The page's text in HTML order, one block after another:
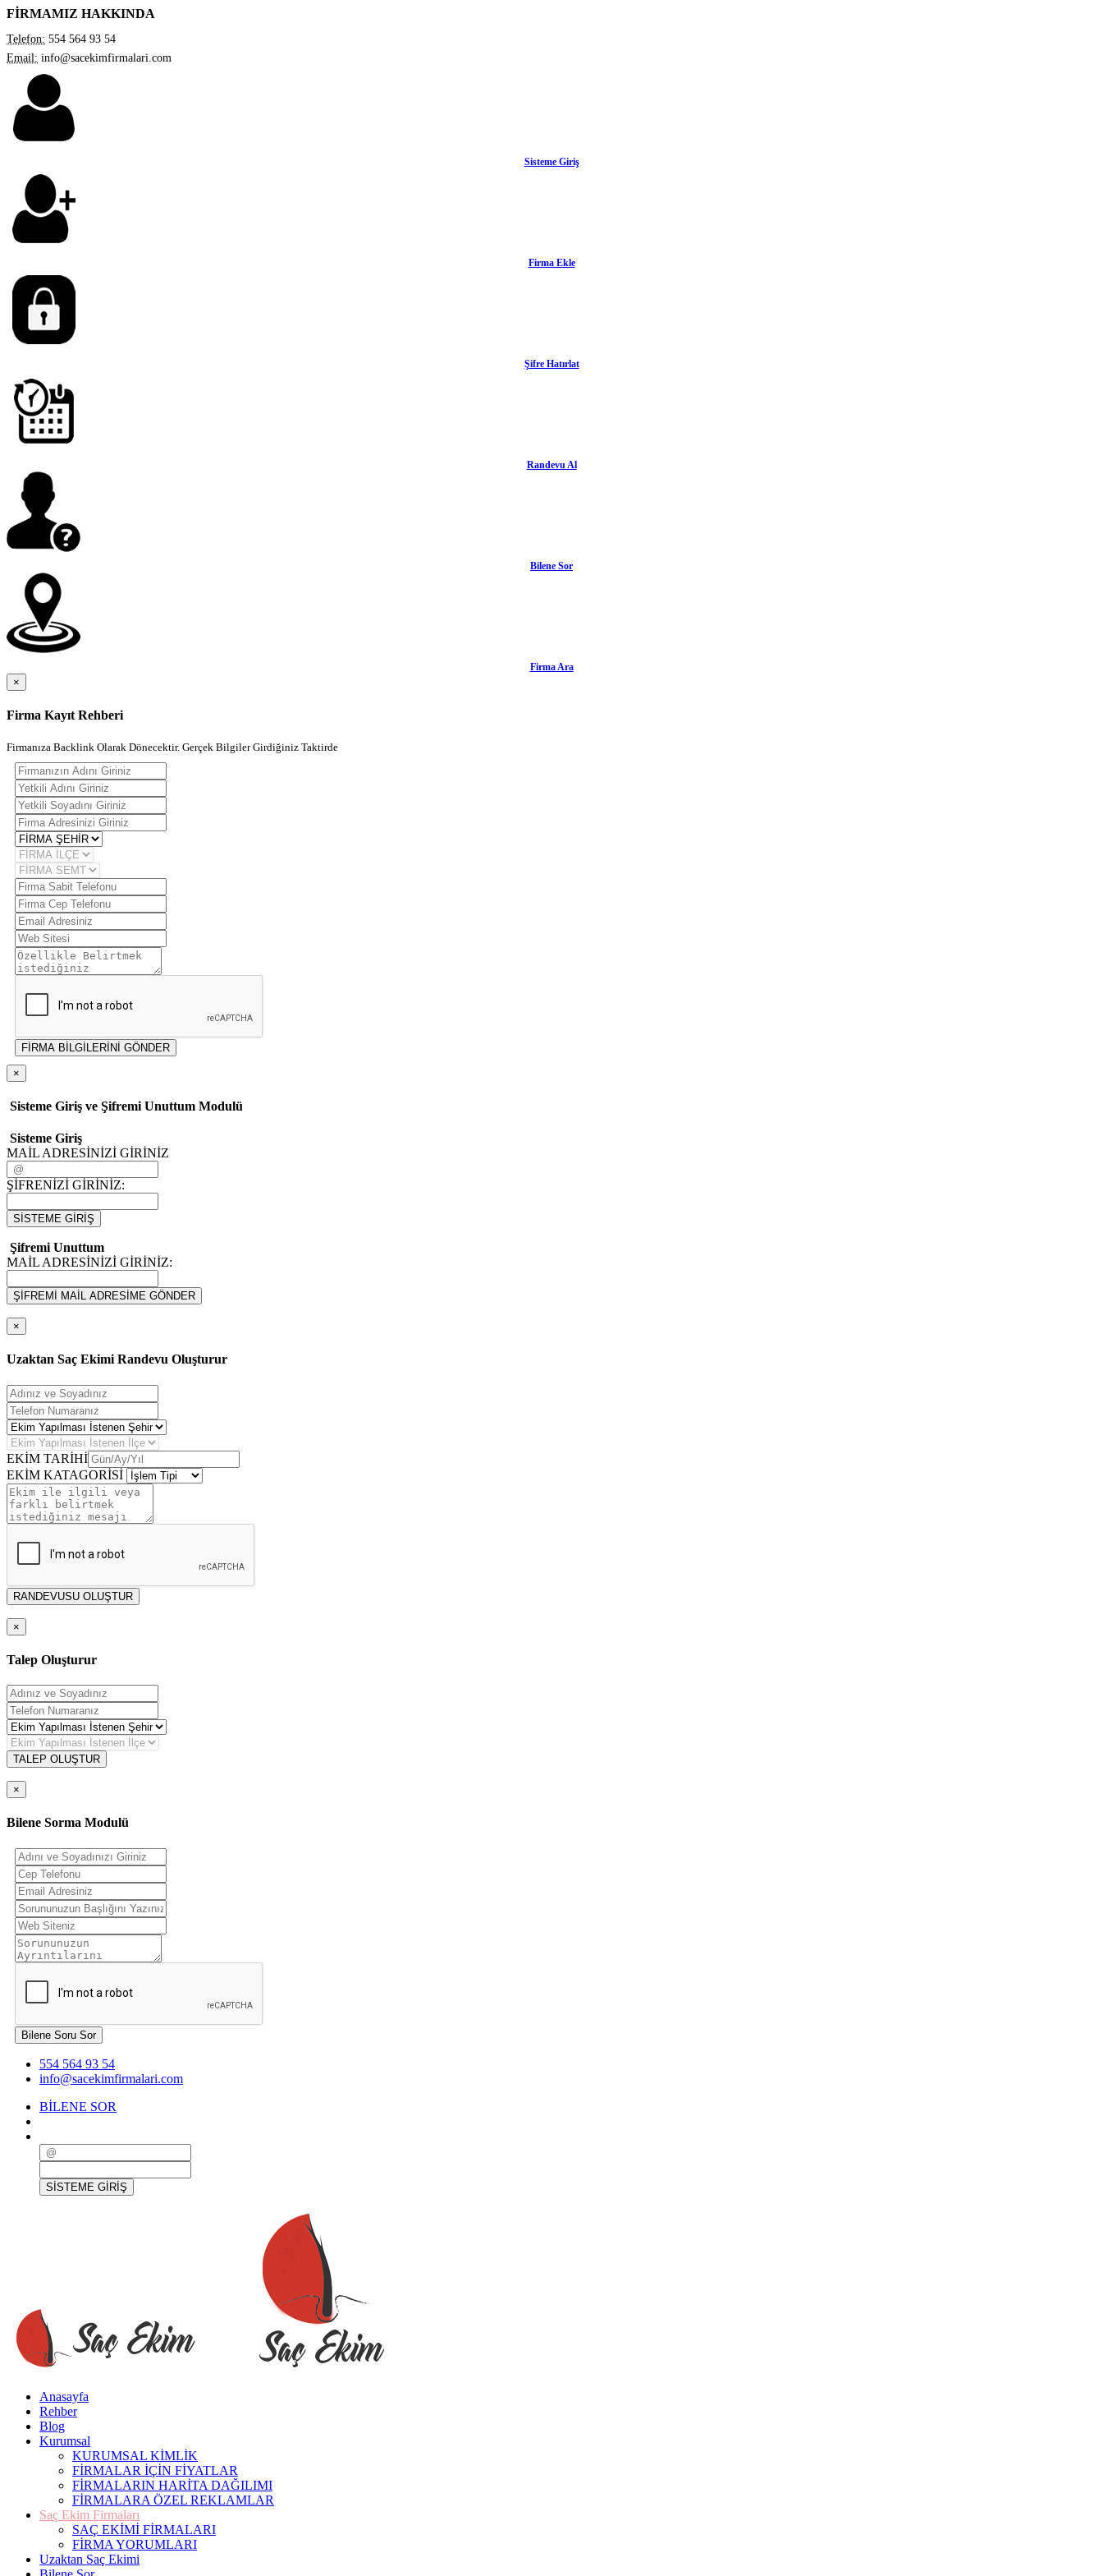
FİRMAMIZ HAKKINDA
Telefon: 554 564 93 54
Email: info@sacekimfirmalari.com
Sisteme Giriş
Firma Ekle
Şifre Hatırlat
Randevu Al
Bilene Sor
Firma Ara
×
Firma Kayıt Rehberi
Firmanıza Backlink Olarak Dönecektir. Gerçek Bilgiler Girdiğiniz Taktirde
FİRMA BİLGİLERİNİ GÖNDER
×
Sisteme Giriş ve Şifremi Unuttum Modulü
Sisteme Giriş
MAİL ADRESİNİZİ GİRİNİZ
ŞİFRENİZİ GİRİNİZ:
SİSTEME GİRİŞ
Şifremi Unuttum
MAİL ADRESİNİZİ GİRİNİZ:
ŞİFREMİ MAİL ADRESİME GÖNDER
×
Uzaktan Saç Ekimi Randevu Oluşturur
EKİM TARİHİ
EKİM KATAGORİSİ
RANDEVUSU OLUŞTUR
×
Talep Oluşturur
TALEP OLUŞTUR
×
Bilene Sorma Modulü
Bilene Soru Sor
554 564 93 54
info@sacekimfirmalari.com
BİLENE SOR
SİSTEME GİRİŞ
Anasayfa
Rehber
Blog
Kurumsal
KURUMSAL KİMLİK
FİRMALAR İÇİN FİYATLAR
FİRMALARIN HARİTA DAĞILIMI
FİRMALARA ÖZEL REKLAMLAR
Saç Ekim Firmaları
SAÇ EKİMİ FİRMALARI
FİRMA YORUMLARI
Uzaktan Saç Ekimi